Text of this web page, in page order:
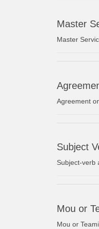
Master
Master
Agreement
Subject
Subject-verb
Mou or
Mou or